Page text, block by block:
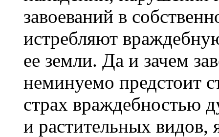
завоеваний в
истребляют
ее земли. Да и зачем
неминуемо предстоит
страх враждебностью
и растительных видов,